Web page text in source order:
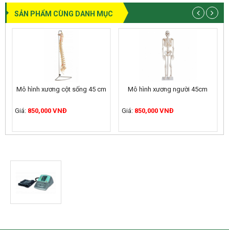
SẢN PHẨM CÙNG DANH MỤC
Mô hình xương cột sống 45 cm
Giá: 850,000 VNĐ
Mô hình xương người 45cm
Giá: 850,000 VNĐ